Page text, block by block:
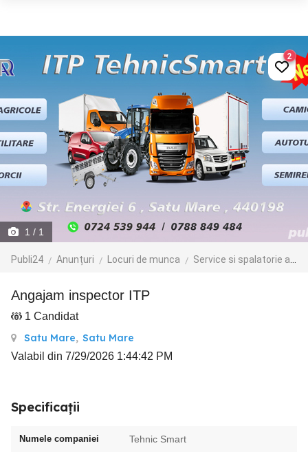
1 / 1
Publi24 Anunțuri Locuri de munca Service si spalatorie auto
2
Angajam inspector ITP
1 Candidat
Satu Mare, Satu Mare
Valabil din 7/29/2026 1:44:42 PM
Specificații
Numele companiei Tehnic Smart